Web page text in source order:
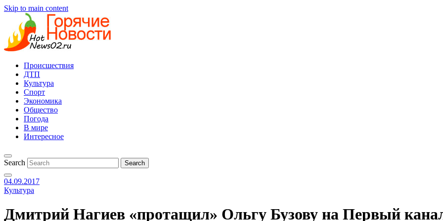
Skip to main content
Происшествия
ДТП
Культура
Спорт
Экономика
Общество
Погода
В мире
Интересное
Search
04.09.2017
Культура
Дмитрий Нагиев «протащил» Ольгу Бузову на Первый